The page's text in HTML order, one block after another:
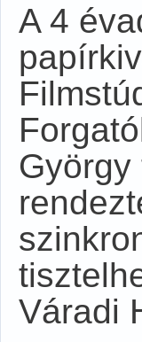
A 4
Váradi